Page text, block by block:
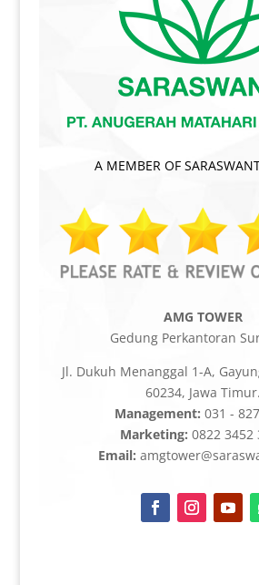
A MEMBER OF
AMG TOWER
Gedung Perkantoran
Jl. Dukuh Menanggal 1-A,
60234, Jawa Timur.
Management: 031 -
Marketing: 0822 3452
Email: